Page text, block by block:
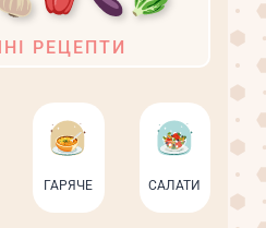
РЕЦЕПТИ
ГАРЯЧЕ САЛАТИ